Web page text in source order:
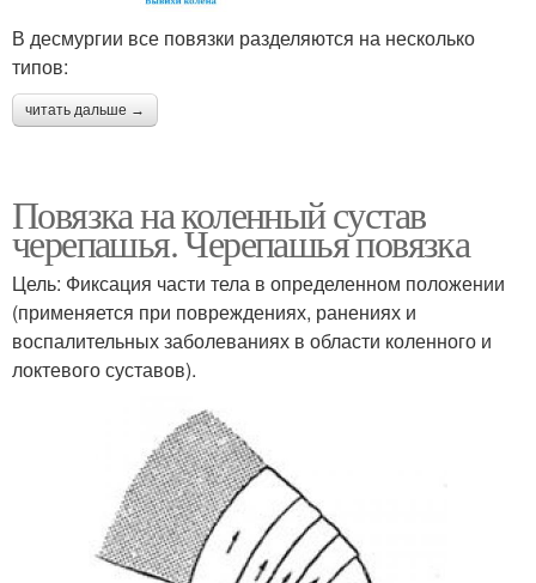
В десмургии все повязки разделяются на несколько
типов:
читать дальше →
Повязка на коленный сустав
черепашья. Черепашья повязка
Цель: Фиксация части тела в определенном положении
(применяется при повреждениях, ранениях и
воспалительных заболеваниях в области коленного и
локтевого суставов).